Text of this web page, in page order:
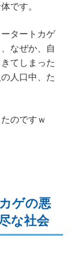
です。
タートカゲ
なぜか、自
てしまった
人口中、た
のですｗ
ゲの悪
な社会